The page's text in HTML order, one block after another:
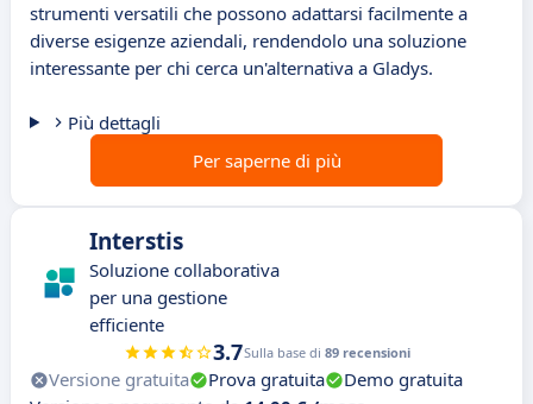
strumenti versatili che possono adattarsi facilmente a
diverse esigenze aziendali, rendendolo una soluzione
interessante per chi cerca un'alternativa a Gladys.
Più dettagli
Per saperne di più
Interstis
Soluzione collaborativa
per una gestione
efficiente
3.7Sulla base di 89 recensioni
Versione gratuita Prova gratuita
Demo gratuita